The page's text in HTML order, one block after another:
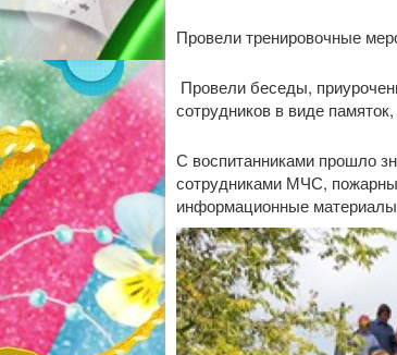
Провели тренировочные
Провели беседы,
сотрудников в виде
С воспитанниками прошло
сотрудниками МЧС,
информационные